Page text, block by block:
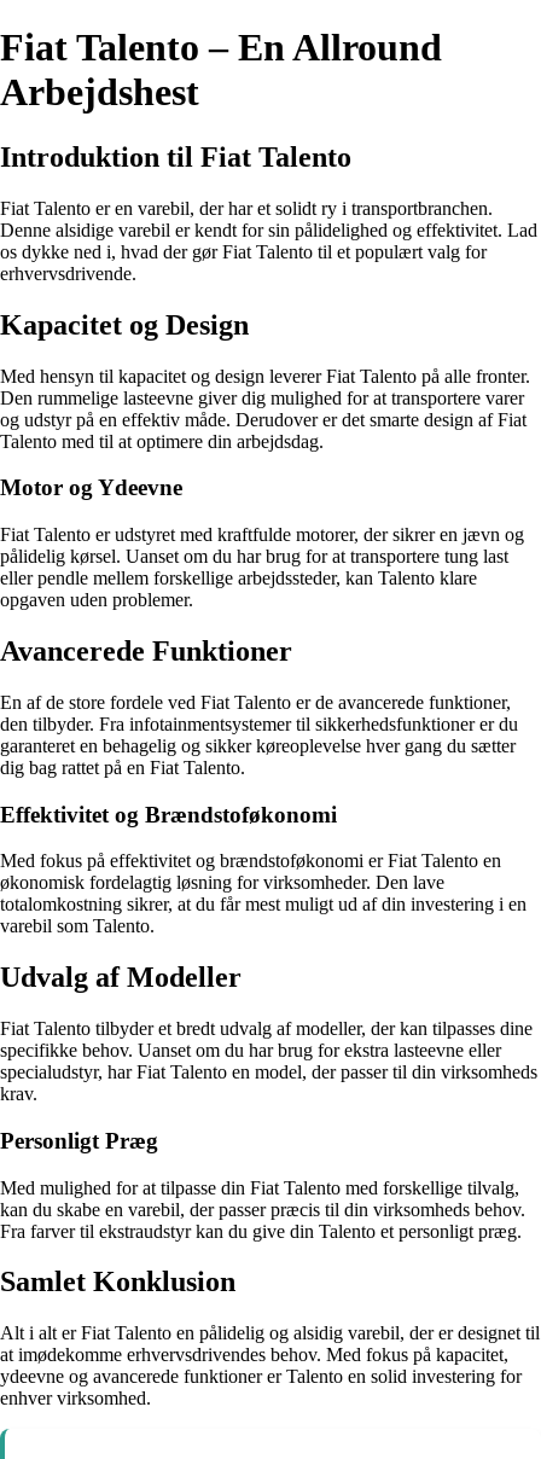
Fiat Talento – En Allround
Arbejdshest
Introduktion til Fiat Talento
Fiat Talento er en varebil, der har et solidt ry i transportbranchen.
Denne alsidige varebil er kendt for sin pålidelighed og effektivitet. Lad
os dykke ned i, hvad der gør Fiat Talento til et populært valg for
erhvervsdrivende.
Kapacitet og Design
Med hensyn til kapacitet og design leverer Fiat Talento på alle fronter.
Den rummelige lasteevne giver dig mulighed for at transportere varer
og udstyr på en effektiv måde. Derudover er det smarte design af Fiat
Talento med til at optimere din arbejdsdag.
Motor og Ydeevne
Fiat Talento er udstyret med kraftfulde motorer, der sikrer en jævn og
pålidelig kørsel. Uanset om du har brug for at transportere tung last
eller pendle mellem forskellige arbejdssteder, kan Talento klare
opgaven uden problemer.
Avancerede Funktioner
En af de store fordele ved Fiat Talento er de avancerede funktioner,
den tilbyder. Fra infotainmentsystemer til sikkerhedsfunktioner er du
garanteret en behagelig og sikker køreoplevelse hver gang du sætter
dig bag rattet på en Fiat Talento.
Effektivitet og Brændstoføkonomi
Med fokus på effektivitet og brændstoføkonomi er Fiat Talento en
økonomisk fordelagtig løsning for virksomheder. Den lave
totalomkostning sikrer, at du får mest muligt ud af din investering i en
varebil som Talento.
Udvalg af Modeller
Fiat Talento tilbyder et bredt udvalg af modeller, der kan tilpasses dine
specifikke behov. Uanset om du har brug for ekstra lasteevne eller
specialudstyr, har Fiat Talento en model, der passer til din virksomheds
krav.
Personligt Præg
Med mulighed for at tilpasse din Fiat Talento med forskellige tilvalg,
kan du skabe en varebil, der passer præcis til din virksomheds behov.
Fra farver til ekstraudstyr kan du give din Talento et personligt præg.
Samlet Konklusion
Alt i alt er Fiat Talento en pålidelig og alsidig varebil, der er designet til
at imødekomme erhvervsdrivendes behov. Med fokus på kapacitet,
ydeevne og avancerede funktioner er Talento en solid investering for
enhver virksomhed.